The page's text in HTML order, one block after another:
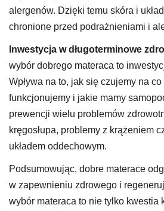
alergenów. Dzięki temu skóra i
chronione przed podrażnieniami i
Inwestycja w długoterminowe
wybór dobrego materaca to
Wpływa na to, jak się czujemy na
funkcjonujemy i jakie mamy
prewencji wielu problemów
kręgosłupa, problemy z krążeniem
układem oddechowym.
Podsumowując, dobre materace
w zapewnieniu zdrowego i
wybór materaca to nie tylko kwestia